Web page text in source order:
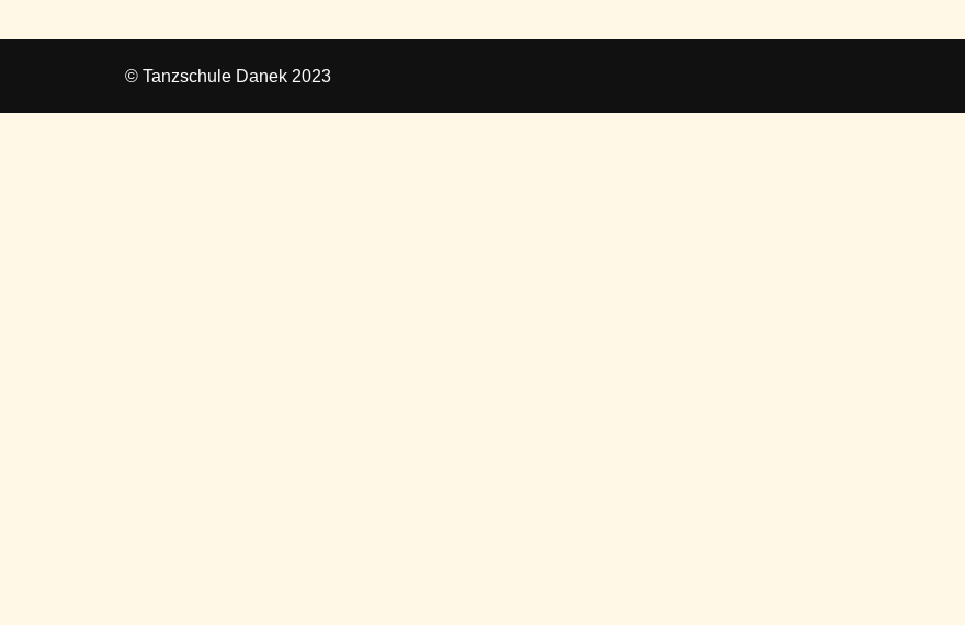
© Tanzschule Danek 2023